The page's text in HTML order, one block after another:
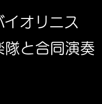
イオリニス
と合同演奏